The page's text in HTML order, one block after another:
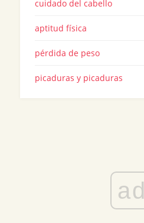
cuidado del cabello
aptitud física
pérdida de peso
picaduras y picaduras
ad